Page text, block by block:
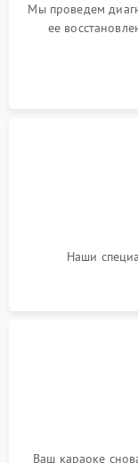
Мы проведем
ее
Наши
Ваш караоке